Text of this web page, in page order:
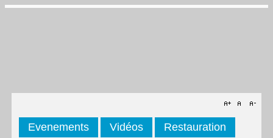
Evenements Vidéos Restauration